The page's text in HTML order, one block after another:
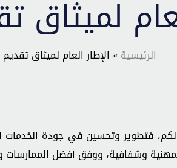
لميثاق
الرئيسية » الإطار العام لميثاق
فتطوير وتحسين في جودة الخدمات
وشفافية، ووفق أفضل الممارسات